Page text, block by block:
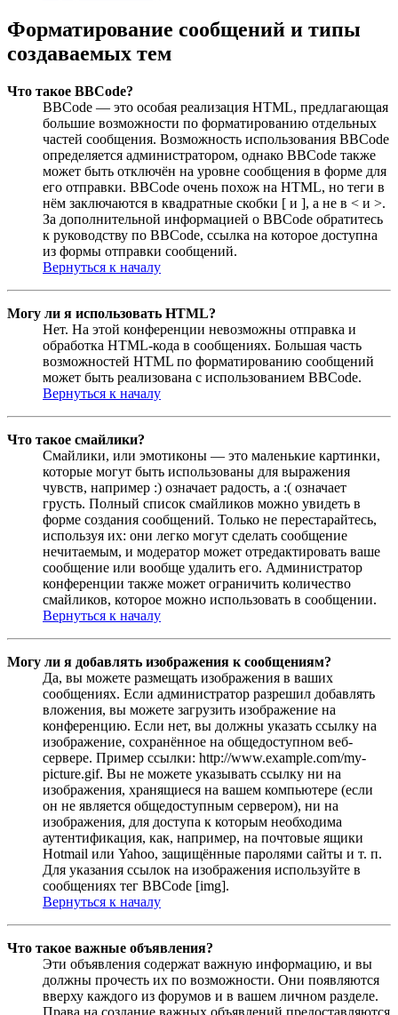
Форматирование сообщений и типы
создаваемых тем
Что такое BBCode?
BBCode — это особая реализация HTML, предлагающая
большие возможности по форматированию отдельных
частей сообщения. Возможность использования BBCode
определяется администратором, однако BBCode также
может быть отключён на уровне сообщения в форме для
его отправки. BBCode очень похож на HTML, но теги в
нём заключаются в квадратные скобки [ и ], а не в < и >.
За дополнительной информацией о BBCode обратитесь
к руководству по BBCode, ссылка на которое доступна
из формы отправки сообщений.
Вернуться к началу
Могу ли я использовать HTML?
Нет. На этой конференции невозможны отправка и
обработка HTML-кода в сообщениях. Большая часть
возможностей HTML по форматированию сообщений
может быть реализована с использованием BBCode.
Вернуться к началу
Что такое смайлики?
Смайлики, или эмотиконы — это маленькие картинки,
которые могут быть использованы для выражения
чувств, например :) означает радость, а :( означает
грусть. Полный список смайликов можно увидеть в
форме создания сообщений. Только не перестарайтесь,
используя их: они легко могут сделать сообщение
нечитаемым, и модератор может отредактировать ваше
сообщение или вообще удалить его. Администратор
конференции также может ограничить количество
смайликов, которое можно использовать в сообщении.
Вернуться к началу
Могу ли я добавлять изображения к сообщениям?
Да, вы можете размещать изображения в ваших
сообщениях. Если администратор разрешил добавлять
вложения, вы можете загрузить изображение на
конференцию. Если нет, вы должны указать ссылку на
изображение, сохранённое на общедоступном веб-
сервере. Пример ссылки: http://www.example.com/my-
picture.gif. Вы не можете указывать ссылку ни на
изображения, хранящиеся на вашем компьютере (если
он не является общедоступным сервером), ни на
изображения, для доступа к которым необходима
аутентификация, как, например, на почтовые ящики
Hotmail или Yahoo, защищённые паролями сайты и т. п.
Для указания ссылок на изображения используйте в
сообщениях тег BBCode [img].
Вернуться к началу
Что такое важные объявления?
Эти объявления содержат важную информацию, и вы
должны прочесть их по возможности. Они появляются
вверху каждого из форумов и в вашем личном разделе.
Права на создание важных объявлений предоставляются